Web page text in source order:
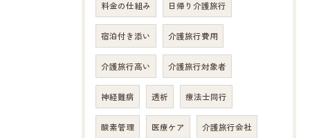
料金の仕組み 日帰り介護旅行
宿泊付き添い 介護旅行費用
介護旅行高い 介護旅行対象者
神経難病 透析 療法士同行
酸素管理 医療ケア 介護旅行会社